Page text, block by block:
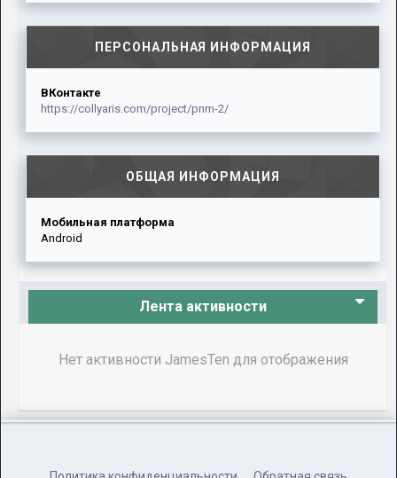
ПЕРСОНАЛЬНАЯ ИНФОРМАЦИЯ
ВКонтакте
https://collyaris.com/project/pnm-2/
ОБЩАЯ ИНФОРМАЦИЯ
Мобильная платформа
Android
Лента активности
Нет активности JamesTen для отображения